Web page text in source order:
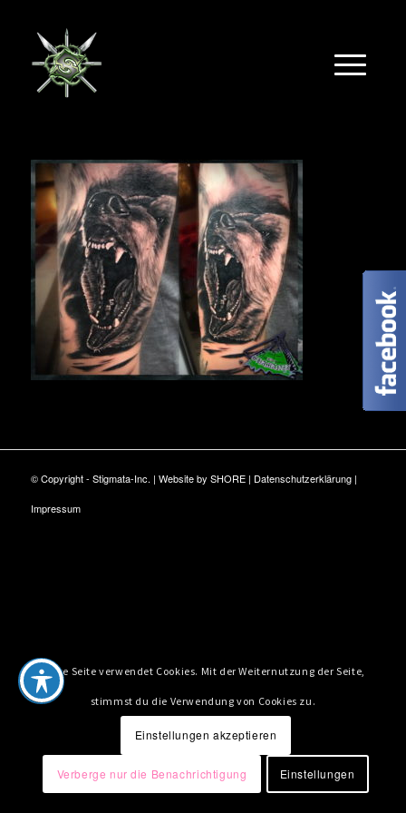
© Copyright - Stigmata-Inc. | Website by SHORE| Datenschutzerklärung|
Impressum
Diese Seite verwendet Cookies. Mit der Weiternutzung der Seite,
stimmst du die Verwendung von Cookies zu.
Einstellungen akzeptieren
Verberge nur die Benachrichtigung Einstellungen